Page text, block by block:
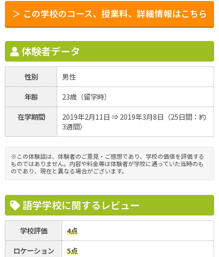
＞ この学校のコース、授業料、詳細情報はこちら
体験者データ
性別
男性
年齢
23歳（留学時）
在学期間
2019年2月11日 ⇒ 2019年3月8日（25日間：約
3週間）
※この体験談は、体験者のご意見・ご感想であり、学校の価値を評価する
ものではありません。内容や料金等は体験者が学校に通っていた当時のも
のであり、現在と異なる場合がございます。
語学学校に関するレビュー
学校評価
4点
ロケーション
5点